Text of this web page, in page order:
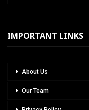
IMPORTANT LINKS
About Us
Our Team